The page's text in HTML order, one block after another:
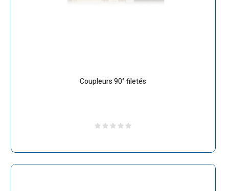
Coupleurs 90° filetés